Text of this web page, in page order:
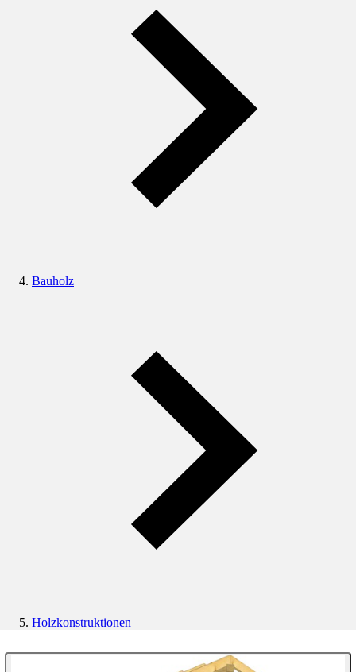
Bauholz
Holzkonstruktionen